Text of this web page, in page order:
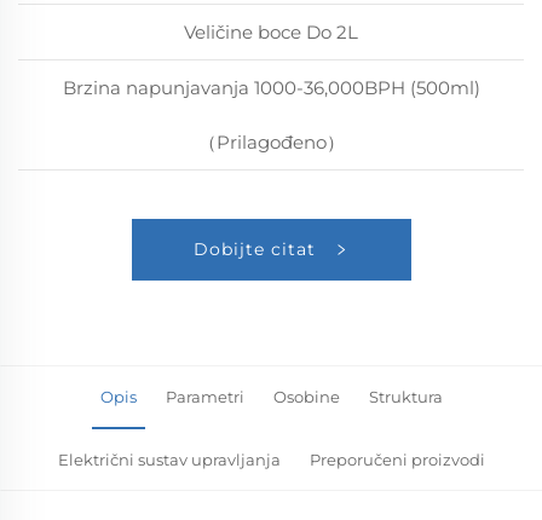
Veličine boce Do 2L
Brzina napunjavanja 1000-36,000BPH (500ml)
（Prilagođeno）
Dobijte citat
Opis Parametri Osobine Struktura
Električni sustav upravljanja Preporučeni proizvodi